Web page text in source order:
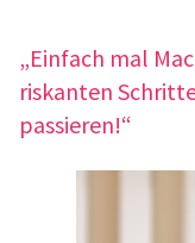
„Einfach mal
riskan­ten
passie­ren!“